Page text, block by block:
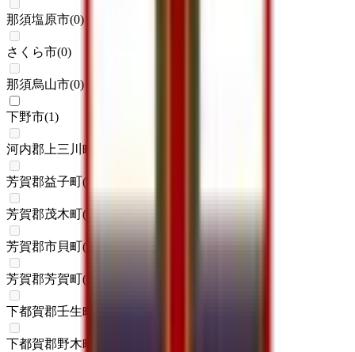
那須塩原市(0)
さくら市(0)
那須烏山市(0)
下野市(1)
河内郡上三川町
芳賀郡益子町(
芳賀郡茂木町(
芳賀郡市貝町(
芳賀郡芳賀町(
下都賀郡壬生町
下都賀郡野木町